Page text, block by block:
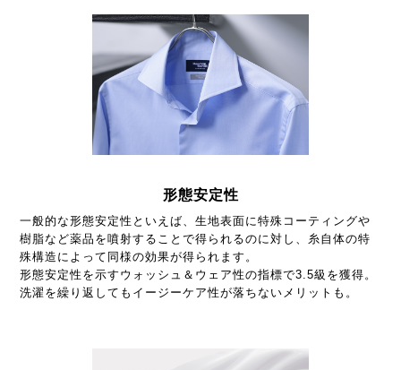
形態安定性
一般的な形態安定性といえば、生地表面に特殊コーティングや
樹脂など薬品を噴射することで得られるのに対し、糸自体の特
殊構造によって同様の効果が得られます。
形態安定性を示すウォッシュ＆ウェア性の指標で3.5級を獲得。
洗濯を繰り返してもイージーケア性が落ちないメリットも。